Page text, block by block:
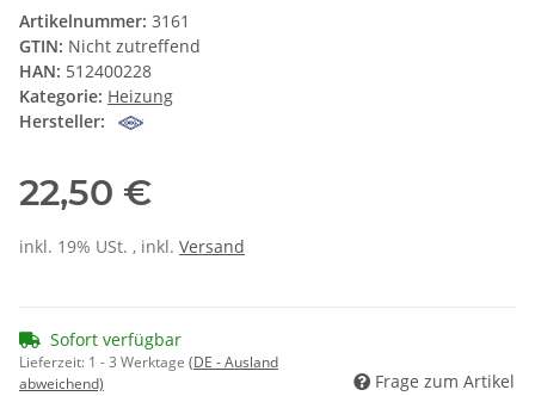
Artikelnummer: 3161
GTIN: Nicht zutreffend
HAN: 512400228
Kategorie: Heizung
Hersteller:
22,50 €
inkl. 19% USt. , inkl. Versand
Sofort verfügbar
Lieferzeit: 1 - 3 Werktage (DE - Ausland
abweichend)
Frage zum Artikel